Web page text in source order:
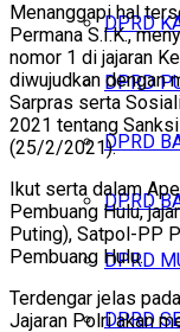
DPRD
DPRD
DPRD
DPRD
DPRD
DPRD
Menanggapi hal
Permana S.I.K.,
nomor 1 di jajaran
diwujudkan dengan
Sarpras serta
2021 tentang
(25/2/2021).
Ikut serta dalam
Pembuang Hulu,
Puting), Satpol-PP
Pembuang Hulu.
Terdengar jelas
Jajaran Polri akan